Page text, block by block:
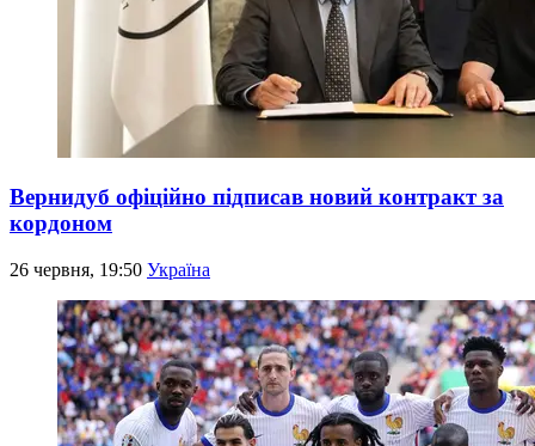
Вернидуб офіційно підписав новий контракт за
кордоном
26 червня, 19:50 Україна